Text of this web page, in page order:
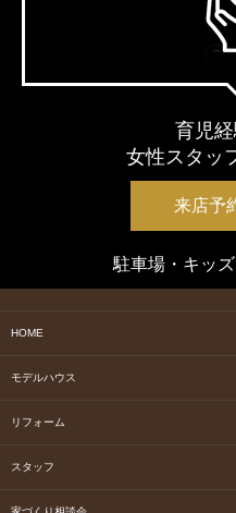
育児
女性スタッ
来店予
駐車場・キッ
HOME
モデルハウス
リフォーム
スタッフ